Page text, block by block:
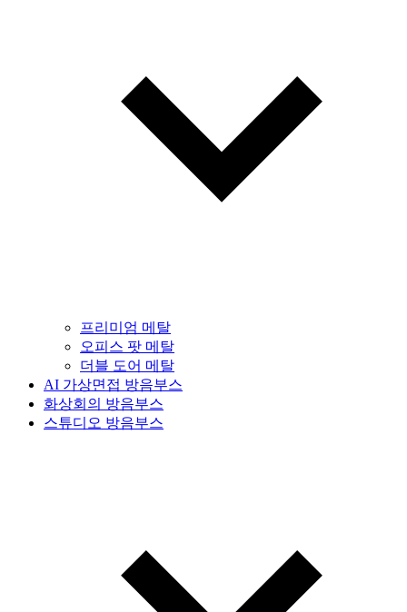
프리미엄 메탈
오피스 팟 메탈
더블 도어 메탈
AI 가상면접 방음부스
화상회의 방음부스
스튜디오 방음부스